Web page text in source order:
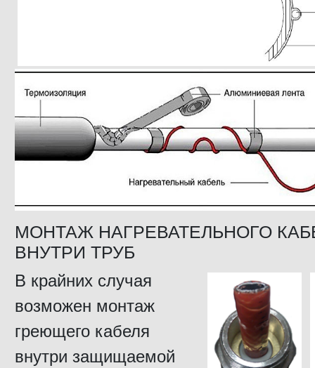
МОНТАЖ НАГРЕВАТЕЛЬНОГО
ВНУТРИ ТРУБ
В крайних случая
возможен монтаж
греющего кабеля
внутри защищаемой